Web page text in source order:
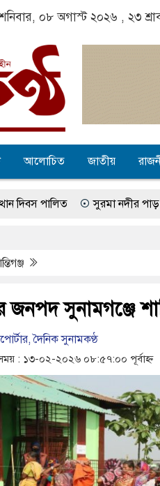
০৮ অগাস্ট ২০২৬ , ২৩
আলোচিত জাতীয়
সুরমা নদীর পাড় যেন ময়লার
সুনামগঞ্জে গ্যাস সংকট চুলা
বুথ ও সেল্ফ সার্ভিস
অধরা ১৬১৩ শিক্ষকের পদ
সম্মেলন, নিরাপত্তা ও সুষ্ঠু বিচার
জনপদ সুনামগঞ্জে
দৈনিক সুনামকণ্ঠ
: ১৩-০২-২০২৬ ০৮:৫৭:০০ পূর্বাহ্ন